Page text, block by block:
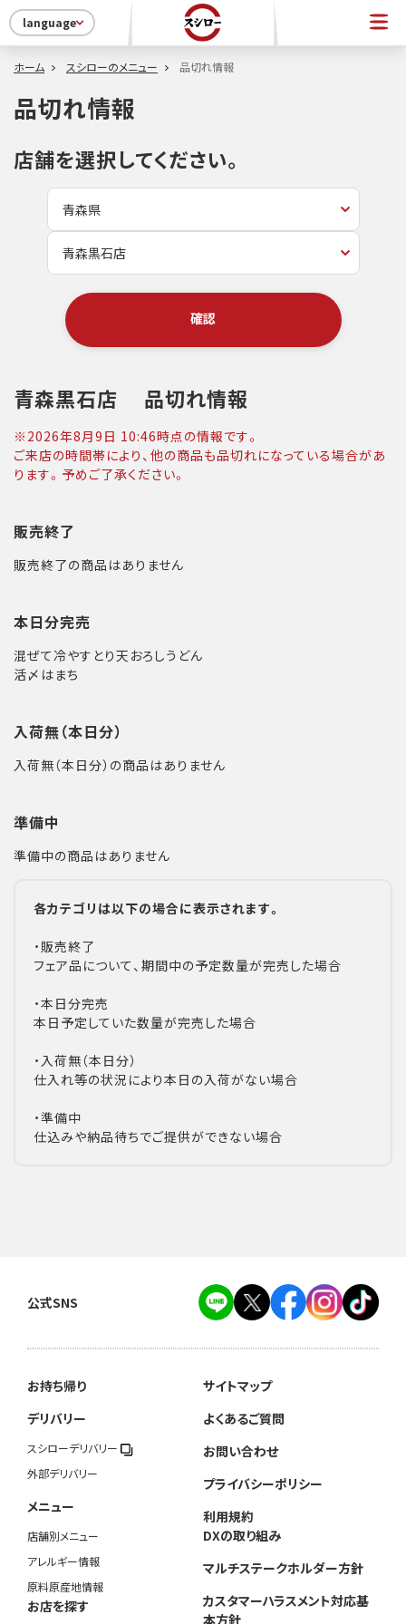
language
ホーム スシローのメニュー 品切れ情報
品切れ情報
店舗を選択してください。
確認
青森黒石店 品切れ情報
※ 2026年8月9日 10:46時点の情報です。
ご来店の時間帯により、他の商品も品切れになっている場合があ
ります。予めご了承ください。
販売終了
販売終了の商品はありません
本日分完売
混ぜて冷やすとり天おろしうどん
活〆はまち
入荷無（本日分）
入荷無（本日分）の商品はありません
準備中
準備中の商品はありません
各カテゴリは以下の場合に表示されます。
・販売終了
フェア品について、期間中の予定数量が完売した場合
・本日分完売
本日予定していた数量が完売した場合
・入荷無（本日分）
仕入れ等の状況により本日の入荷がない場合
・準備中
仕込みや納品待ちでご提供ができない場合
公式SNS
お持ち帰り
デリバリー
スシローデリバリー
外部デリバリー
メニュー
店舗別メニュー
アレルギー情報
原料原産地情報
お店を探す
サイトマップ
よくあるご質問
お問い合わせ
プライバシーポリシー
利用規約
DXの取り組み
マルチステークホルダー方針
カスタマーハラスメント対応基
本方針